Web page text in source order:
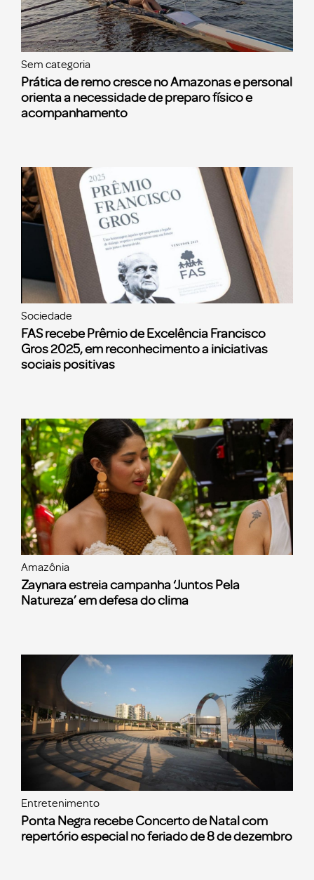
Sem categoria
Prática de remo cresce no Amazonas e personal
orienta a necessidade de preparo físico e
acompanhamento
Sociedade
FAS recebe Prêmio de Excelência Francisco
Gros 2025, em reconhecimento a iniciativas
sociais positivas
Amazônia
Zaynara estreia campanha ‘Juntos Pela
Natureza’ em defesa do clima
Entretenimento
Ponta Negra recebe Concerto de Natal com
repertório especial no feriado de 8 de dezembro